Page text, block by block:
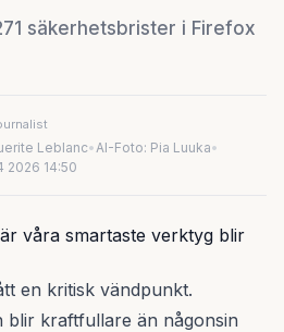
säkerhetsbrister i Firefox
Leblanc•AI-Foto: Pia Luuka•
2026 14:50
våra smartaste verktyg blir
en kritisk vändpunkt.
blir kraftfullare än någonsin